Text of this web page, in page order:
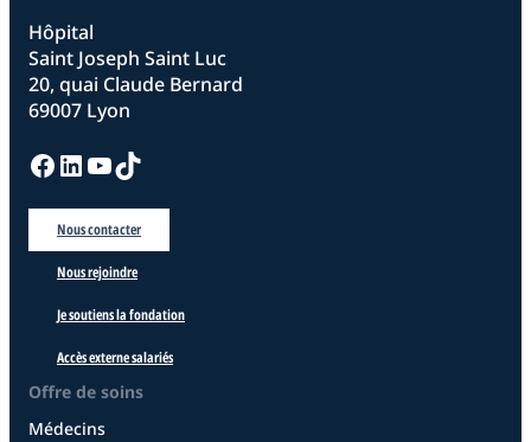
Hôpital
Saint Joseph Saint Luc
20, quai Claude Bernard
69007 Lyon
Facebook LinkedIn YouTube TikTok
Nous contacter
Nous rejoindre
Je soutiens la fondation
Accès externe salariés
Offre de soins
Médecins